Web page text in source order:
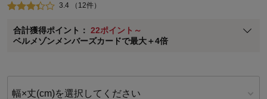
3.4 （12件）
合計獲得ポイント： 22ポイント～
ベルメゾンメンバーズカードで最大＋4倍
※メンバーズカードの加算ポイントはステージ倍率適用前の基本ポイント
に対して適用されます。
幅×丈(cm)を選択してください